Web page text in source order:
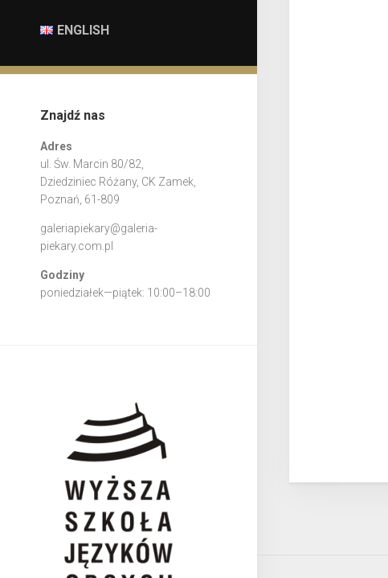
ENGLISH
Znajdź nas
Adres
ul. Św. Marcin 80/82,
Dziedziniec Różany, CK Zamek,
Poznań, 61-809
galeriapiekary@galeria-
piekary.com.pl
Godziny
poniedziałek—piątek: 10:00–18:00